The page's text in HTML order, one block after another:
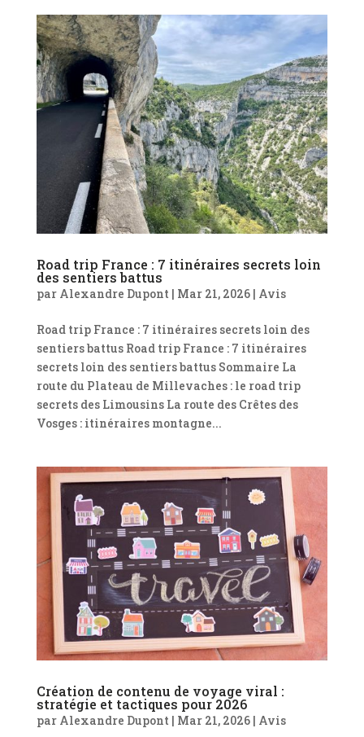
Road trip France : 7 itinéraires secrets loin
des sentiers battus
par Alexandre Dupont | Mar 21, 2026| Avis
Road trip France : 7 itinéraires secrets loin des
sentiers battus Road trip France : 7 itinéraires
secrets loin des sentiers battus Sommaire La
route du Plateau de Millevaches : le road trip
secrets des Limousins La route des Crêtes des
Vosges : itinéraires montagne...
Création de contenu de voyage viral :
stratégie et tactiques pour 2026
par Alexandre Dupont | Mar 21, 2026| Avis